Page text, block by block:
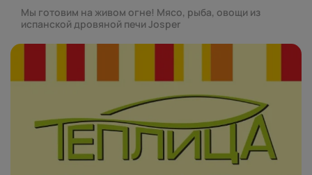
Мы готовим на живом огне! Мясо, рыба, овощи из
испанской дровяной печи Josper